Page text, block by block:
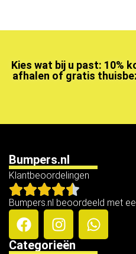
Kies wat bij u past: 10%
afhalen of gratis
Bumpers.nl
Klantbeoordelingen
Bumpers.nl beoordeeld met
Categorieën